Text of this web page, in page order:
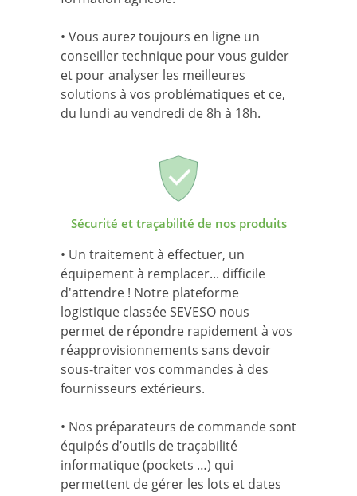
• Vous aurez toujours en ligne un
conseiller technique pour vous guider
et pour analyser les meilleures
solutions à vos problématiques et ce,
du lundi au vendredi de 8h à 18h.
Sécurité et traçabilité de nos produits
• Un traitement à effectuer, un
équipement à remplacer... difficile
d'attendre ! Notre plateforme
logistique classée SEVESO nous
permet de répondre rapidement à vos
réapprovisionnements sans devoir
sous-traiter vos commandes à des
fournisseurs extérieurs.
• Nos préparateurs de commande sont
équipés d’outils de traçabilité
informatique (pockets …) qui
permettent de gérer les lots et dates